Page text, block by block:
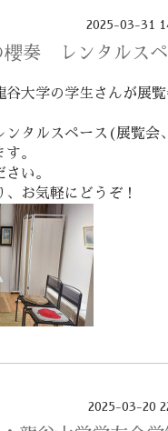
2025-03-31
奏 レンタルスペ
谷大学の学生さんが展
ンタルスペース(展覧
。
い。
、お気軽にどうぞ！
2025-03-20